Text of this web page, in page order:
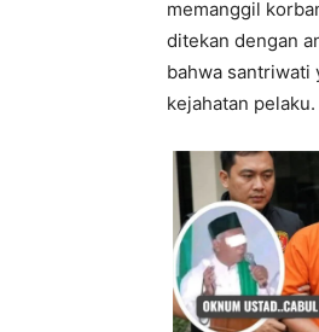
memanggil
ditekan dengan
bahwa santriwati
kejahatan pelaku.